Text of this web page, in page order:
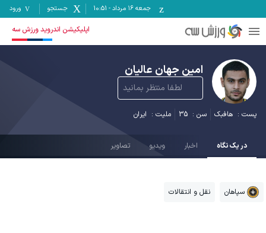
جمعه ۱۶ مرداد -
10:51 جستجو ورود
اپلیکیشن اندروید ورزش سه
امین جهان عالیان
لطفا منتظر بمانید
پست : هافبک سن : 35 ملیت : ایران
در یک نگاه اخبار ویدیو تصاویر
سپاهان نقل و انتقالات